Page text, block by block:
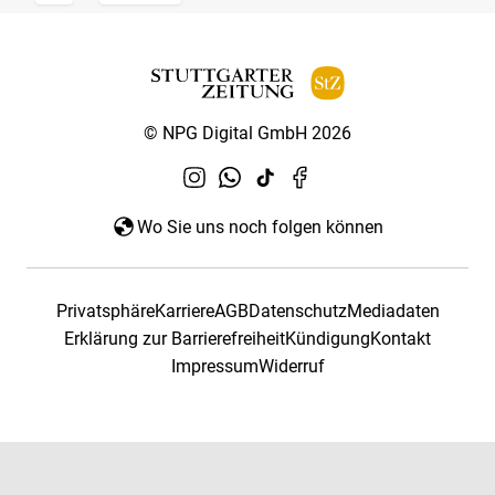
© NPG Digital GmbH 2026
Wo Sie uns noch folgen können
PrivatsphäreKarriereAGBDatenschutzMediadaten
Erklärung zur BarrierefreiheitKündigungKontakt
ImpressumWiderruf